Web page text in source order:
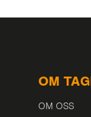
OM
OM OSS